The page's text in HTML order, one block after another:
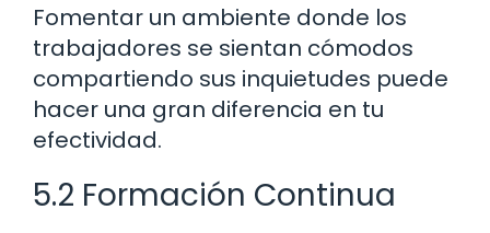
Fomentar un ambiente donde los
trabajadores se sientan cómodos
compartiendo sus inquietudes puede
hacer una gran diferencia en tu
efectividad.
5.2 Formación Continua